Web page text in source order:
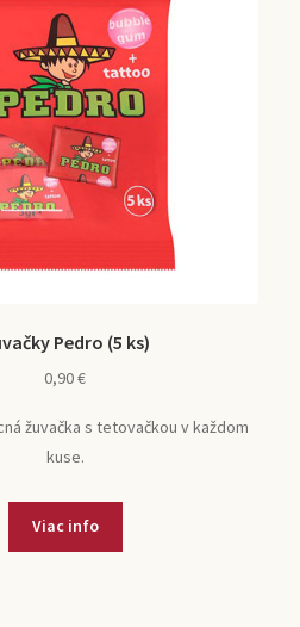
Pedro (5 ks)
0,90€
žuvačka s tetovačkou v každom
kuse.
Viac info